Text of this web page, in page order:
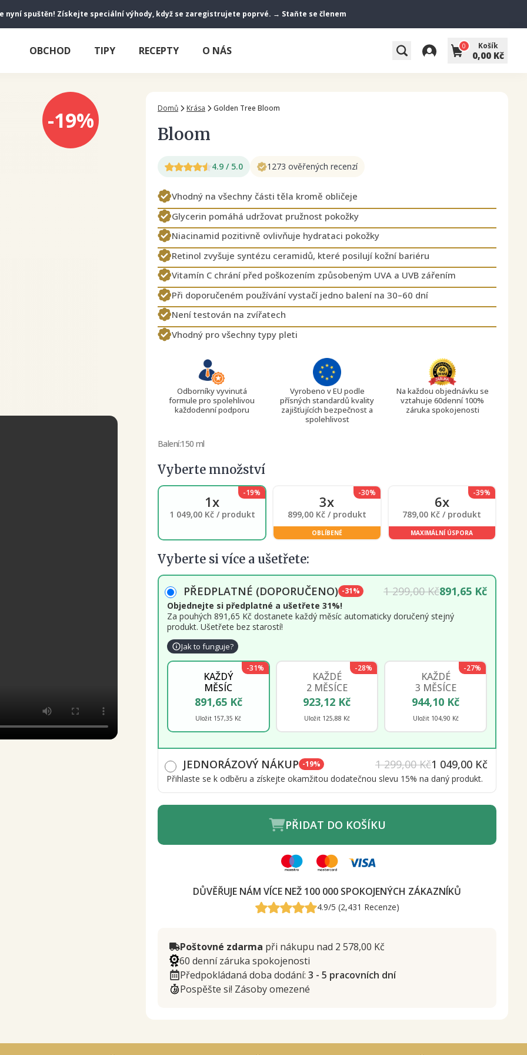
nyní spuštěn! Získejte speciální výhody, když se zaregistrujete poprvé. → Staňte se členem
OBCHOD TIPY RECEPTY O NÁS 0 Košík
0,00 Kč
-19% Domů Krása Golden Tree Bloom
Bloom
4.9 / 5.0 1273 ověřených recenzí
Vhodný na všechny části těla kromě obličeje
Glycerin pomáhá udržovat pružnost pokožky
Niacinamid pozitivně ovlivňuje hydrataci pokožky
Retinol zvyšuje syntézu ceramidů, které posilují kožní bariéru
Vitamín C chrání před poškozením způsobeným UVA a UVB zářením
Při doporučeném používání vystačí jedno balení na 30–60 dní
Není testován na zvířatech
Vhodný pro všechny typy pleti
Odborníky vyvinutá
formule pro spolehlivou
každodenní podporu
Vyrobeno v EU podle
přísných standardů kvality
zajišťujících bezpečnost a
spolehlivost
Na každou objednávku se
vztahuje 60denní 100%
záruka spokojenosti
Balení:150 ml
Vyberte množství
-19%
1x
1 049,00 Kč / produkt
-30%
3x
899,00 Kč / produkt
OBLÍBENÉ
-39%
6x
789,00 Kč / produkt
MAXIMÁLNÍ ÚSPORA
Vyberte si více a ušetřete:
PŘEDPLATNÉ (DOPORUČENO) -31% 1 299,00 Kč891,65 Kč
Objednejte si předplatné a ušetřete 31%!
Za pouhých 891,65 Kč dostanete každý měsíc automaticky doručený stejný
produkt. Ušetřete bez starostí!
Jak to funguje?
-31%
KAŽDÝ
MĚSÍC
891,65 Kč
Uložit 157,35 Kč
-28%
KAŽDÉ
2 MĚSÍCE
923,12 Kč
Uložit 125,88 Kč
-27%
KAŽDÉ
3 MĚSÍCE
944,10 Kč
Uložit 104,90 Kč
JEDNORÁZOVÝ NÁKUP -19% 1 299,00 Kč1 049,00 Kč
Přihlaste se k odběru a získejte okamžitou dodatečnou slevu 15% na daný produkt.
PŘIDAT DO KOŠÍKU
DŮVĚŘUJE NÁM VÍCE NEŽ 100 000 SPOKOJENÝCH ZÁKAZNÍKŮ
4.9/5 (2,431 Recenze)
Poštovné zdarma při nákupu nad 2 578,00 Kč
60 denní záruka spokojenosti
Předpokládaná doba dodání: 3 - 5 pracovních dní
Pospěšte si! Zásoby omezené